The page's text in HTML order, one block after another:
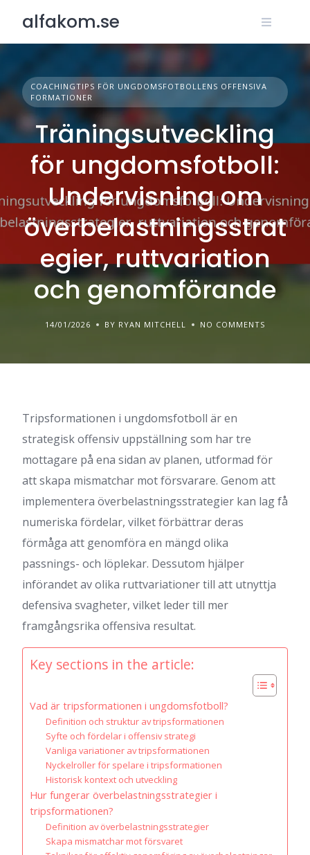
content
alfakom.se
COACHINGTIPS FÖR UNGDOMSFOTBOLLENS OFFENSIVA
FORMATIONER
Träningsutveckling
för ungdomsfotboll:
Undervisning om
överbelastningsstrat
egier, ruttvariation
och genomförande
14/01/2026 BY RYAN MITCHELL NO COMMENTS
Tripsformationen i ungdomsfotboll är en
strategisk offensiv uppställning som har tre
mottagare på ena sidan av planen, utformad för
att skapa mismatchar mot försvarare. Genom att
implementera överbelastningsstrategier kan lag få
numeriska fördelar, vilket förbättrar deras
förmåga att genomföra en mängd olika
passnings- och löplekar. Dessutom hjälper
införandet av olika ruttvariationer till att utnyttja
defensiva svagheter, vilket leder till mer
framgångsrika offensiva resultat.
Key sections in the article:
Vad är tripsformationen i ungdomsfotboll?
Definition och struktur av tripsformationen
Syfte och fördelar i offensiv strategi
Vanliga variationer av tripsformationen
Nyckelroller för spelare i tripsformationen
Historisk kontext och utveckling
Hur fungerar överbelastningsstrategier i
tripsformationen?
Definition av överbelastningsstrategier
Skapa mismatchar mot försvaret